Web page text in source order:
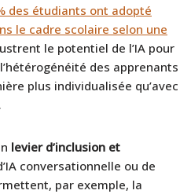
des étudiants ont adopté
le cadre scolaire selon une
le potentiel de l’IA pour
des apprenants
plus individualisée qu’avec
levier d’inclusion et
conversationnelle ou de
par exemple, la